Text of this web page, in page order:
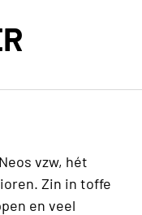
vzw, hét
Zin in toffe
en veel